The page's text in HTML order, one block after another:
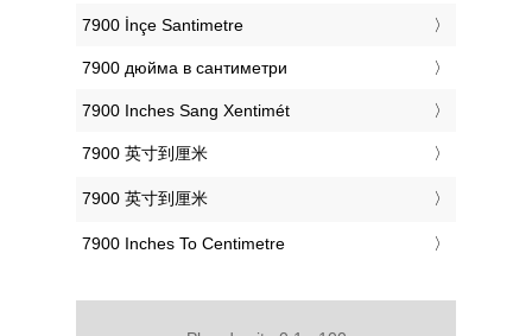
‎7900 İnçe Santimetre
‎7900 дюйма в сантиметри
‎7900 Inches Sang Xentimét
‎7900 英寸到厘米
‎7900 英寸到厘米
‎7900 Inches To Centimetre